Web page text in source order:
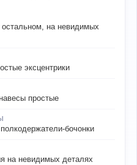
на невидимых
эксцентрики
простые
бочонки
на невидимых деталях